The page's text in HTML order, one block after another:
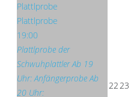
Plattlprobe
Plattlprobe
19:00
Plattlprobe der
Schwuhplattler Ab 19
Uhr: Anfängerprobe Ab
20 Uhr:
2223